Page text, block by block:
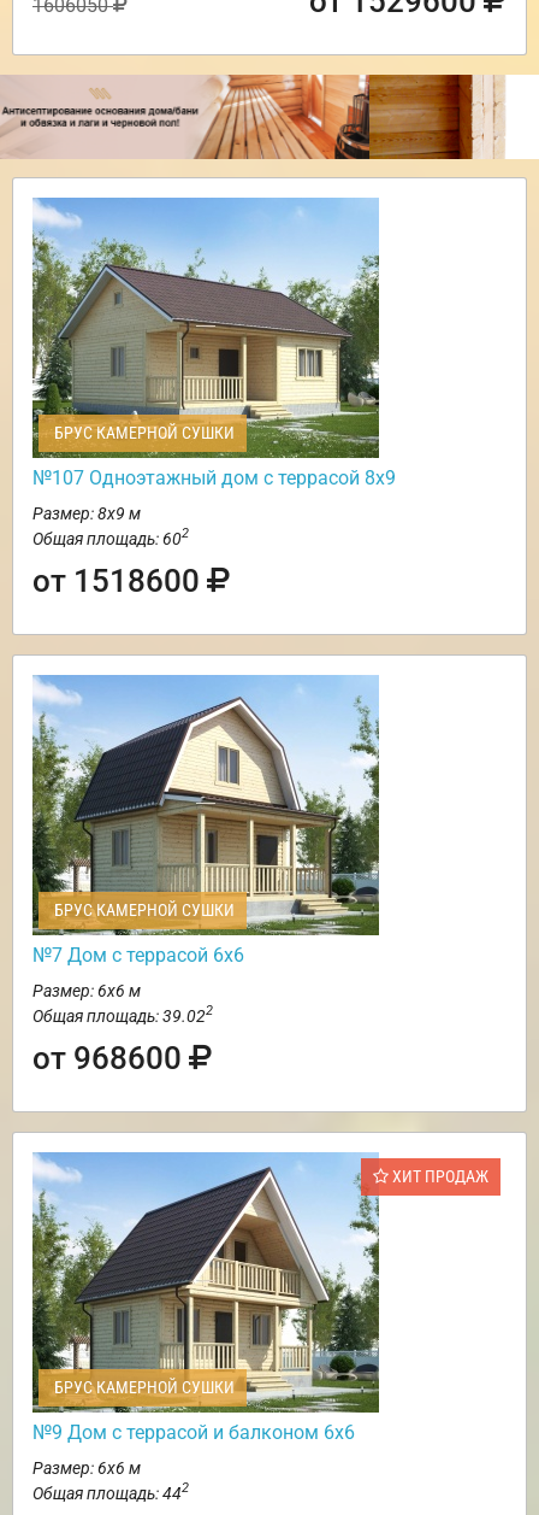
1606050
БРУС КАМЕРНОЙ СУШКИ
№107 Одноэтажный дом с террасой 8х9
Размер: 8х9 м
Общая площадь: 602
от 1518600
БРУС КАМЕРНОЙ СУШКИ
№7 Дом с террасой 6х6
Размер: 6х6 м
Общая площадь: 39.022
от 968600
ХИТ ПРОДАЖ
БРУС КАМЕРНОЙ СУШКИ
№9 Дом с террасой и балконом 6х6
Размер: 6х6 м
Общая площадь: 442